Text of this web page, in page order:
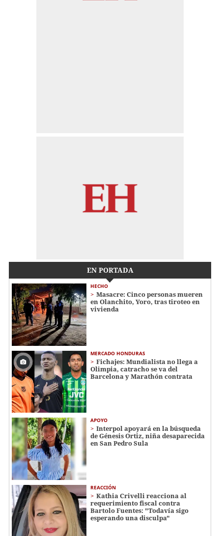
EN PORTADA
HECHO
Masacre: Cinco personas mueren
en Olanchito, Yoro, tras tiroteo en
vivienda
MERCADO HONDURAS
Fichajes: Mundialista no llega a
Olimpia, catracho se va del
Barcelona y Marathón contrata
APOYO
Interpol apoyará en la búsqueda
de Génesis Ortiz, niña desaparecida
en San Pedro Sula
REACCIÓN
Kathia Crivelli reacciona al
requerimiento fiscal contra
Bartolo Fuentes: "Todavía sigo
esperando una disculpa"